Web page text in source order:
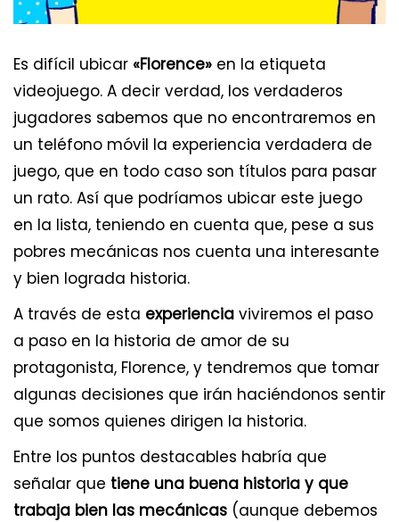
Es difícil ubicar «Florence» en la etiqueta
videojuego. A decir verdad, los verdaderos
jugadores sabemos que no encontraremos en
un teléfono móvil la experiencia verdadera de
juego, que en todo caso son títulos para pasar
un rato. Así que podríamos ubicar este juego
en la lista, teniendo en cuenta que, pese a sus
pobres mecánicas nos cuenta una interesante
y bien lograda historia.
A través de esta experiencia viviremos el paso
a paso en la historia de amor de su
protagonista, Florence, y tendremos que tomar
algunas decisiones que irán haciéndonos sentir
que somos quienes dirigen la historia.
Entre los puntos destacables habría que
señalar que tiene una buena historia y que
trabaja bien las mecánicas (aunque debemos